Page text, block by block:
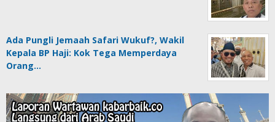
Ada Pungli Jemaah Safari Wukuf?, Wakil
Kepala BP Haji: Kok Tega Memperdaya
Orang…